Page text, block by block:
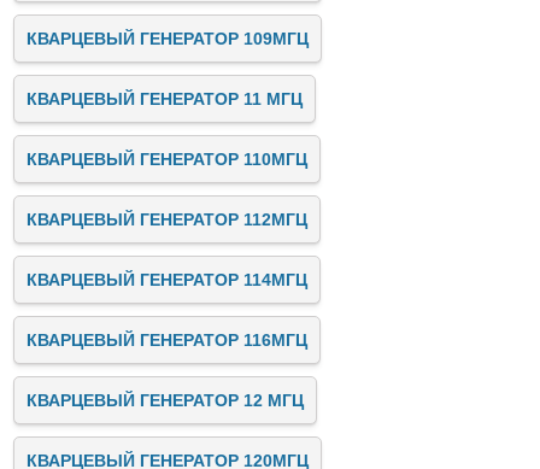
КВАРЦЕВЫЙ ГЕНЕРАТОР 109МГЦ
КВАРЦЕВЫЙ ГЕНЕРАТОР 11 МГЦ
КВАРЦЕВЫЙ ГЕНЕРАТОР 110МГЦ
КВАРЦЕВЫЙ ГЕНЕРАТОР 112МГЦ
КВАРЦЕВЫЙ ГЕНЕРАТОР 114МГЦ
КВАРЦЕВЫЙ ГЕНЕРАТОР 116МГЦ
КВАРЦЕВЫЙ ГЕНЕРАТОР 12 МГЦ
КВАРЦЕВЫЙ ГЕНЕРАТОР 120МГЦ